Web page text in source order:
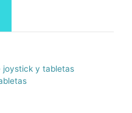
joystick y tabletas